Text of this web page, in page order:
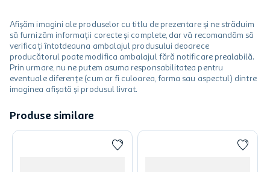
Afișăm imagini ale produselor cu titlu de prezentare și ne străduim
să furnizăm informații corecte și complete, dar vă recomandăm să
verificați întotdeauna ambalajul produsului deoarece
producătorul poate modifica ambalajul fără notificare prealabilă.
Prin urmare, nu ne putem asuma responsabilitatea pentru
eventuale diferențe (cum ar fi culoarea, forma sau aspectul) dintre
imaginea afișată și produsul livrat.
Produse similare